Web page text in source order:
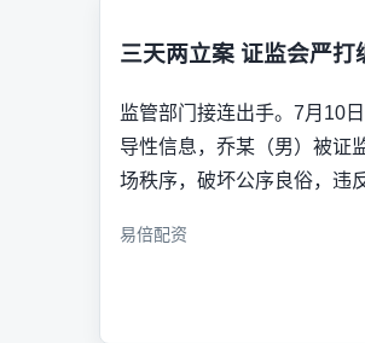
三天两立案 证监会严
监管部门接连出手。7月10
导性信息，乔某（男）被证
场秩序，破坏公序良俗，违
易倍配资